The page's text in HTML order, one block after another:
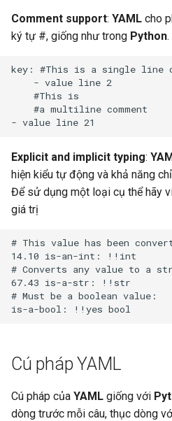
Comment support: YAML cho
ký tự #, giống như trong Python.
key: #This is a single line
    - value line 2
    #This is
    #a multiline comment
Explicit and implicit typing:
hiện kiểu tự động và khả năng
Để sử dụng một loại cụ thể hãy
giá trị
# This value has been
14.10 is-an-int: !!int
# Converts any value to a
67.43 is-a-str: !!str
# Must be a boolean value:
Cú pháp YAML
Cú pháp của YAML giống với
dòng trước mỗi câu, thục dòng